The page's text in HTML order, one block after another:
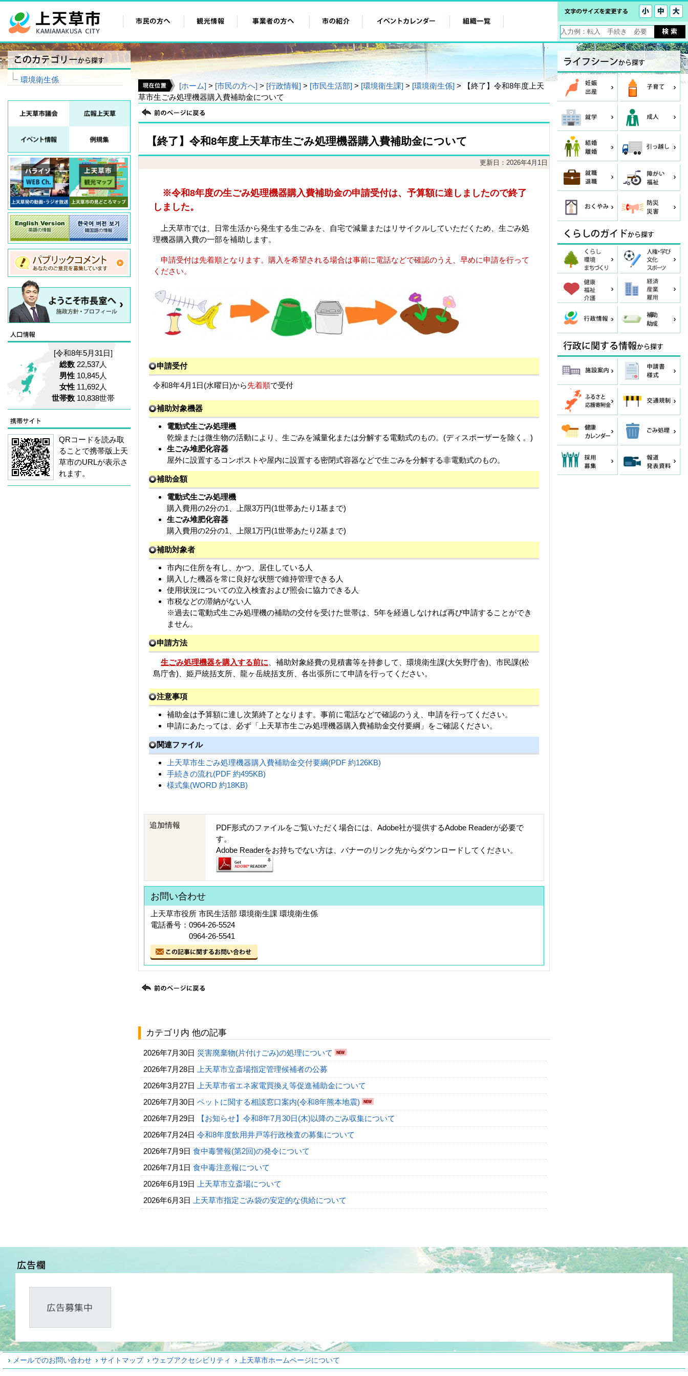
[ホーム] > [市民の方へ] > [行政情報] > [市民生活部] > [環境衛生課] > [環境衛生係] > 【終了】令和8年度上天
草市生ごみ処理機器購入費補助金について
【終了】令和8年度上天草市生ごみ処理機器購入費補助金について
更新日：2026年4月1日
※令和8年度の生ごみ処理機器購入費補助金の申請受付は、予算額に達しましたので終了
しました。
上天草市では、日常生活から発生する生ごみを、自宅で減量またはリサイクルしていただくため、生ごみ処
理機器購入費の一部を補助します。
申請受付は先着順となります。購入を希望される場合は事前に電話などで確認のうえ、早めに申請を行って
ください。
申請受付
令和8年4月1日(水曜日)から先着順で受付
補助対象機器
電動式生ごみ処理機
乾燥または微生物の活動により、生ごみを減量化または分解する電動式のもの。(ディスポーザーを除く。)
生ごみ堆肥化容器
屋外に設置するコンポストや屋内に設置する密閉式容器などで生ごみを分解する非電動式のもの。
補助金額
電動式生ごみ処理機
購入費用の2分の1、上限3万円(1世帯あたり1基まで)
生ごみ堆肥化容器
購入費用の2分の1、上限1万円(1世帯あたり2基まで)
補助対象者
市内に住所を有し、かつ、居住している人
購入した機器を常に良好な状態で維持管理できる人
使用状況についての立入検査および照会に協力できる人
市税などの滞納がない人
※過去に電動式生ごみ処理機の補助の交付を受けた世帯は、5年を経過しなければ再び申請することができ
ません。
申請方法
生ごみ処理機器を購入する前に 、補助対象経費の見積書等を持参して、環境衛生課(大矢野庁舎)、市民課(松
島庁舎)、姫戸統括支所、龍ヶ岳統括支所、各出張所にて申請を行ってください。
注意事項
補助金は予算額に達し次第終了となります。事前に電話などで確認のうえ、申請を行ってください。
申請にあたっては、必ず「上天草市生ごみ処理機器購入費補助金交付要綱」をご確認ください。
関連ファイル
上天草市生ごみ処理機器購入費補助金交付要綱(PDF 約126KB)
手続きの流れ(PDF 約495KB)
様式集(WORD 約18KB)
追加情報
PDF形式のファイルをご覧いただく場合には、Adobe社が提供するAdobe Readerが必要で
す。
Adobe Readerをお持ちでない方は、バナーのリンク先からダウンロードしてください。
お問い合わせ
上天草市役所 市民生活部 環境衛生課 環境衛生係
電話番号：0964-26-5524
0964-26-5541
カテゴリ内 他の記事
2026年7月30日 災害廃棄物(片付けごみ)の処理について
2026年7月28日
上天草市立斎場指定管理候補者の公募
2026年3月27日
上天草市省エネ家電買換え等促進補助金について
2026年7月30日 ペットに関する相談窓口案内(令和8年熊本地震)
2026年7月29日
【お知らせ】令和8年7月30日(木)以降のごみ収集について
2026年7月24日 令和8年度飲用井戸等行政検査の募集について
2026年7月9日 食中毒警報(第2回)の発令について
2026年7月1日 食中毒注意報について
2026年6月19日
上天草市立斎場について
2026年6月3日
上天草市指定ごみ袋の安定的な供給について
環境衛生係
[令和8年5月31日]
総数 22,537人
男性 10,845人
女性 11,692人
世帯数 10,838世帯
QRコードを読み取
ることで携帯版上天
草市のURLが表示さ
れます。
メールでのお問い合わせ サイトマップ ウェブアクセシビリティ 上天草市ホームページについて